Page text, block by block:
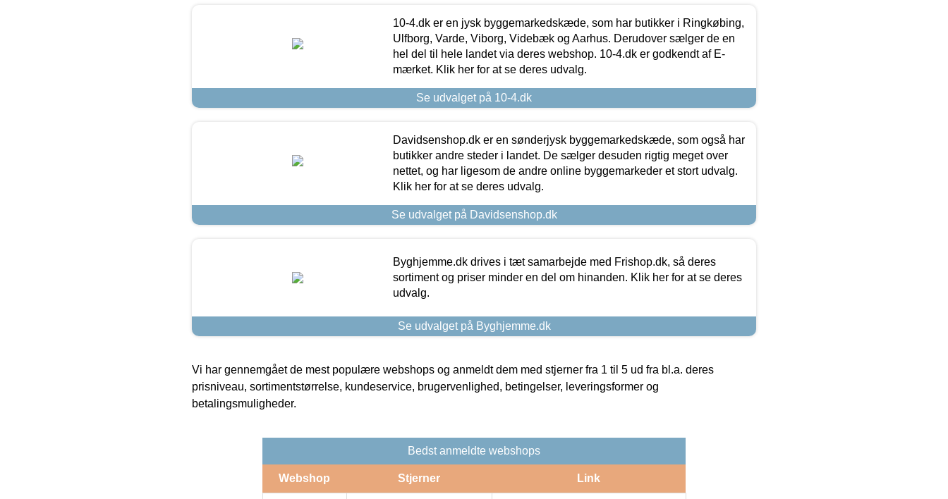
10-4.dk er en jysk byggemarkedskæde, som har butikker i Ringkøbing,
Ulfborg, Varde, Viborg, Videbæk og Aarhus. Derudover sælger de en
hel del til hele landet via deres webshop. 10-4.dk er godkendt af E-
mærket. Klik her for at se deres udvalg.
Se udvalget på 10-4.dk
Davidsenshop.dk er en sønderjysk byggemarkedskæde, som også har
butikker andre steder i landet. De sælger desuden rigtig meget over
nettet, og har ligesom de andre online byggemarkeder et stort udvalg.
Klik her for at se deres udvalg.
Se udvalget på Davidsenshop.dk
Byghjemme.dk drives i tæt samarbejde med Frishop.dk, så deres
sortiment og priser minder en del om hinanden. Klik her for at se deres
udvalg.
Se udvalget på Byghjemme.dk
Vi har gennemgået de mest populære webshops og anmeldt dem med stjerner fra 1 til 5 ud fra bl.a. deres
prisniveau, sortimentstørrelse, kundeservice, brugervenlighed, betingelser, leveringsformer og
betalingsmuligheder.
Bedst anmeldte webshops
Webshop Stjerner Link